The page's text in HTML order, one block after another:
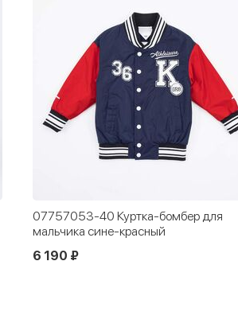
07757053-40 Куртка-бомбер для
мальчика сине-красный
6 190 ₽